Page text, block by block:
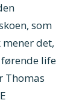
som
det,
life
Thomas